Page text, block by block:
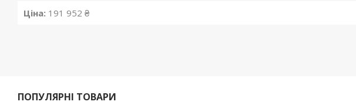
Ціна: 191 952 ₴
ПОПУЛЯРНІ ТОВАРИ